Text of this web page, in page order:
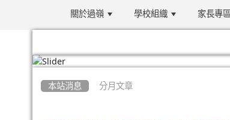
關於過嶺 學校組織 家長專區
本站消息 分月文章